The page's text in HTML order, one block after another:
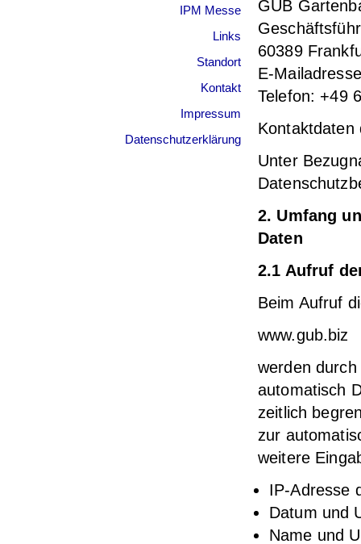
IPM Messe
Links
Standort
Kontakt
Impressum
Datenschutzerklärung
GUB
60389
E-
Telefon: +49
Kontaktdaten
Unter
2. Umfang
Daten
2.1 Aufruf
Beim Aufruf
www.gub.biz
werden
automatisch
zeitlich
zur
weitere
IP-Adresse
Datum und
Name und